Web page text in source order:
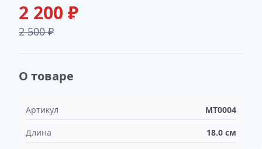
2 200 ₽
2 500₽
О товаре
Артикул MT0004
Длина 18.0 см